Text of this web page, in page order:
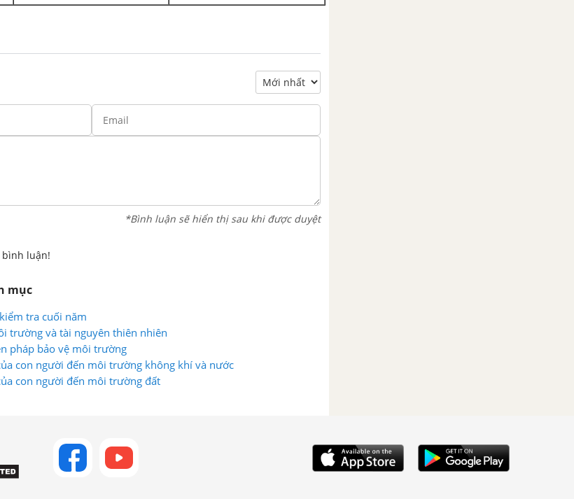
*Bình luận sẽ hiển thị sau khi được duyệt
luận!
mục
tra cuối năm
trường và tài nguyên thiên nhiên
pháp bảo vệ môi trường
con người đến môi trường không khí và nước
con người đến môi trường đất